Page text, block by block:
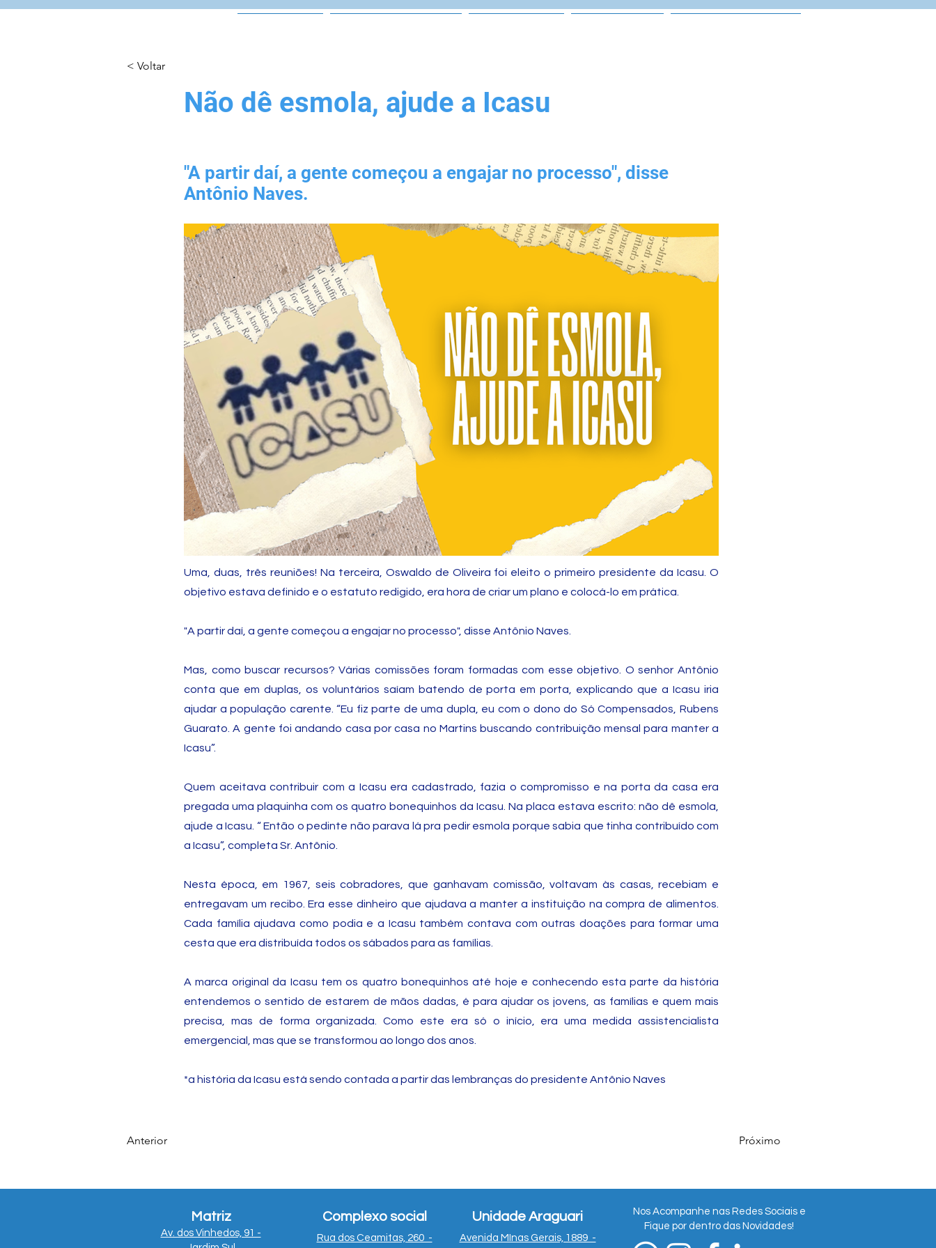
< Voltar
Não dê esmola, ajude a Icasu
"A partir daí, a gente começou a engajar no processo", disse
Antônio Naves.
Uma, duas, três reuniões! Na terceira, Oswaldo de Oliveira foi eleito o primeiro presidente da Icasu. O
objetivo estava definido e o estatuto redigido, era hora de criar um plano e colocá-lo em prática.
"A partir daí, a gente começou a engajar no processo", disse Antônio Naves.
Mas, como buscar recursos? Várias comissões foram formadas com esse objetivo. O senhor Antônio
conta que em duplas, os voluntários saíam batendo de porta em porta, explicando que a Icasu iria
ajudar a população carente. “Eu fiz parte de uma dupla, eu com o dono do Só Compensados, Rubens
Guarato. A gente foi andando casa por casa no Martins buscando contribuição mensal para manter a
Icasu”.
Quem aceitava contribuir com a Icasu era cadastrado, fazia o compromisso e na porta da casa era
pregada uma plaquinha com os quatro bonequinhos da Icasu. Na placa estava escrito: não dê esmola,
ajude a Icasu. “ Então o pedinte não parava lá pra pedir esmola porque sabia que tinha contribuído com
a Icasu”, completa Sr. Antônio.
Nesta época, em 1967, seis cobradores, que ganhavam comissão, voltavam às casas, recebiam e
entregavam um recibo. Era esse dinheiro que ajudava a manter a instituição na compra de alimentos.
Cada família ajudava como podia e a Icasu também contava com outras doações para formar uma
cesta que era distribuída todos os sábados para as famílias.
A marca original da Icasu tem os quatro bonequinhos até hoje e conhecendo esta parte da história
entendemos o sentido de estarem de mãos dadas, é para ajudar os jovens, as famílias e quem mais
precisa, mas de forma organizada. Como este era só o início, era uma medida assistencialista
emergencial, mas que se transformou ao longo dos anos.
*a história da Icasu está sendo contada a partir das lembranças do presidente Antônio Naves
Anterior Próximo
Matriz
Av. dos Vinhedos, 91 -
Complexo social
Rua dos Ceamitas, 260 -
Unidade Araguari
Avenida MInas Gerais, 1889 -
Nos Acompanhe nas Redes Sociais e
Fique por dentro das Novidades!